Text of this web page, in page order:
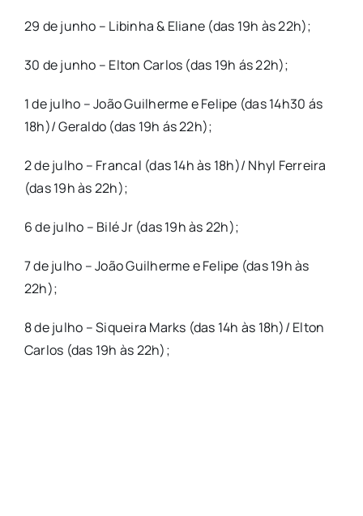
29 de junho – Libinha & Eliane (das 19h às 22h);
30 de junho – Elton Carlos (das 19h ás 22h);
1 de julho – João Guilherme e Felipe (das 14h30 ás
18h)/ Geraldo (das 19h ás 22h);
2 de julho – Francal (das 14h às 18h)/ Nhyl Ferreira
(das 19h às 22h);
6 de julho – Bilé Jr (das 19h às 22h);
7 de julho – João Guilherme e Felipe (das 19h às
22h);
8 de julho – Siqueira Marks (das 14h às 18h)/ Elton
Carlos (das 19h às 22h);